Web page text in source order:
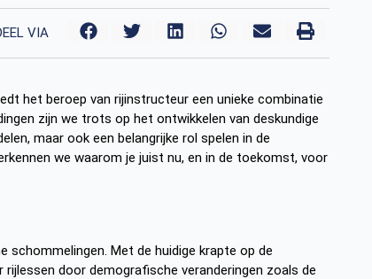
VIA
het beroep van rijinstructeur een unieke combinatie
zijn we trots op het ontwikkelen van deskundige
maar ook een belangrijke rol spelen in de
we waarom je juist nu, en in de toekomst, voor
schommelingen. Met de huidige krapte op de
door demografische veranderingen zoals de